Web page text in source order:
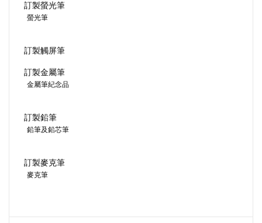
訂製螢光筆
螢光筆
訂製觸屏筆
訂製金屬筆
金屬筆紀念品
訂製鉛筆
鉛筆及鉛芯筆
訂製麥克筆
麥克筆